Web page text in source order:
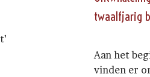
twaalfjarig
Aan het
vinden er